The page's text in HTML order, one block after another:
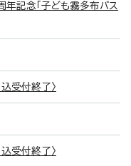
年記念「子ども霧多布バス
受付終了〉
込受付終了〉